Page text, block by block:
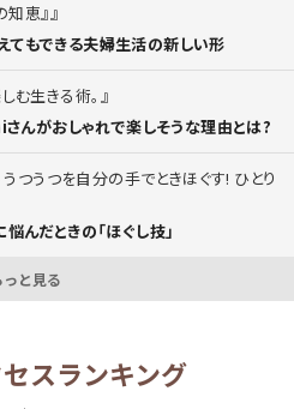
恵』
もできる夫婦生活の新しい形
む生きる術。
んがおしゃれで楽しそうな理由とは?
つうつを自分の手でときほぐす! ひとり
んだときの「ほぐし技」
っと見る
スランキング